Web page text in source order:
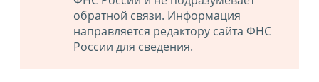
обратной связи. Информация
направляется редактору сайта ФНС
России для сведения.